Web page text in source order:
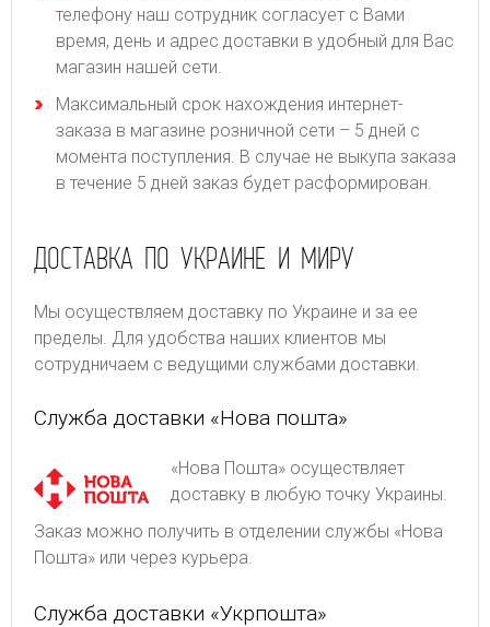
телефону наш сотрудник согласует с Вами
время, день и адрес доставки в удобный для Вас
магазин нашей сети.
Максимальный срок нахождения интернет-
заказа в магазине розничной сети – 5 дней с
момента поступления. В случае не выкупа заказа
в течение 5 дней заказ будет расформирован.
ДОСТАВКА ПО УКРАИНЕ И МИРУ
Мы осуществляем доставку по Украине и за ее
пределы. Для удобства наших клиентов мы
сотрудничаем с ведущими службами доставки.
Служба доставки «Нова пошта»
«Нова Пошта» осуществляет
доставку в любую точку Украины.
Заказ можно получить в отделении службы «Нова
Пошта» или через курьера.
Служба доставки «Укрпошта»